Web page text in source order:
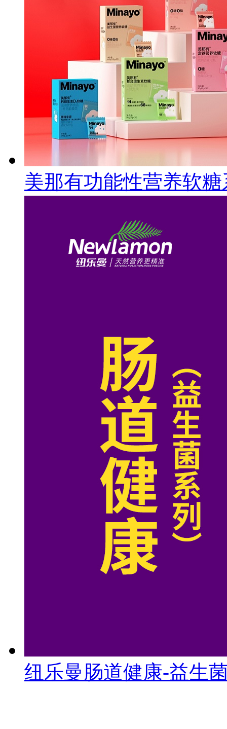
美那有功能性营养软糖
纽乐曼肠道健康-益生